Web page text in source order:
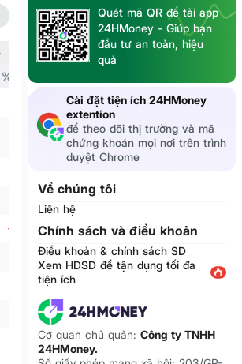
% Q4/24
9,296.2 20.5%
23.6% 1.8 -39.3%
6,646.1
-20.6% 2,648.3 66%
31.3% 265.2 17.2%
37.6%
46.8% 58.3
66.4%
Quét mã QR để tải app
24HMoney - Giúp bạn
đầu tư an toàn, hiệu
quả
Cài đặt tiện ích 24HMoney
extention
để theo dõi thị trường và mã
chứng khoán mọi nơi trên trình
duyệt Chrome
Về chúng tôi
Liên hệ
Chính sách và điều khoản
Điều khoản & chính sách SD
Xem HDSD để tận dụng tối đa
tiện ích
Cơ quan chủ quản: Công ty TNHH
24HMoney.